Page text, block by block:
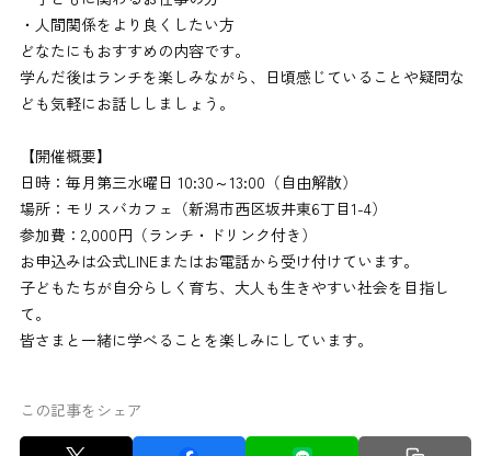
・人間関係をより良くしたい方
どなたにもおすすめの内容です。
学んだ後はランチを楽しみながら、日頃感じていることや疑問な
ども気軽にお話ししましょう。
【開催概要】
日時：毎月第三水曜日 10:30～13:00（自由解散）
場所：モリスバカフェ（新潟市西区坂井東6丁目1-4）
参加費：2,000円（ランチ・ドリンク付き）
お申込みは公式LINEまたはお電話から受け付けています。
子どもたちが自分らしく育ち、大人も生きやすい社会を目指し
て。
皆さまと一緒に学べることを楽しみにしています。
この記事をシェア